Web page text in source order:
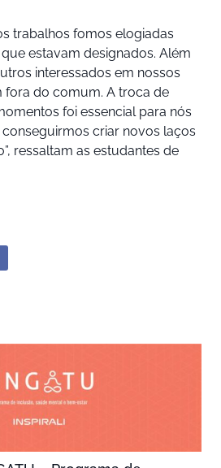
trabalhos fomos elogiadas
estavam designados. Além
interessados em nossos
fora do comum. A troca de
foi essencial para nós
criar novos laços
ressaltam as estudantes de